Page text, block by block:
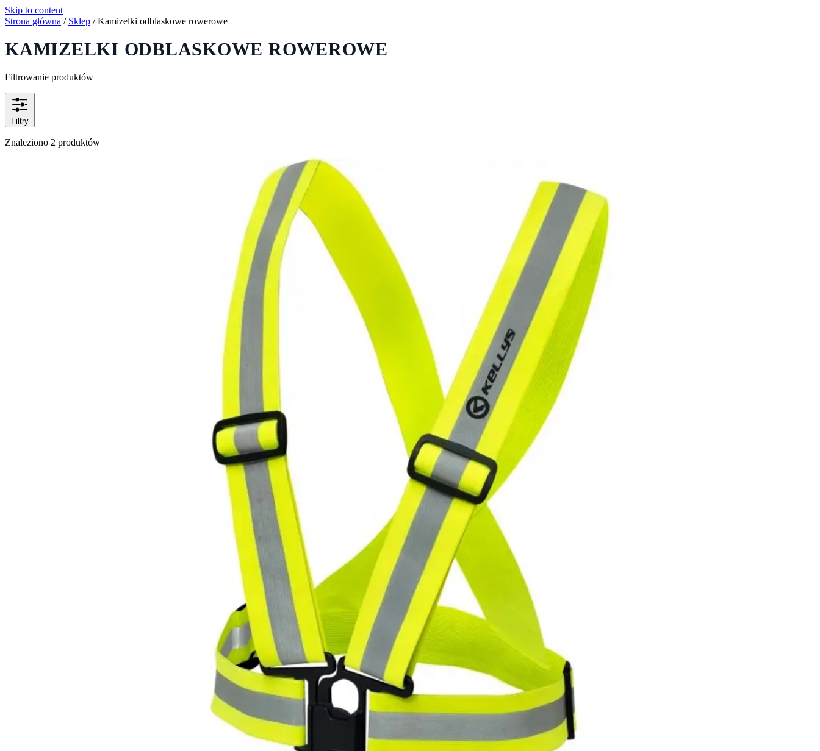
Skip to content
Strona główna / Sklep / Kamizelki odblaskowe rowerowe
KAMIZELKI ODBLASKOWE ROWEROWE
Filtrowanie produktów
Filtry
Znaleziono 2 produktów